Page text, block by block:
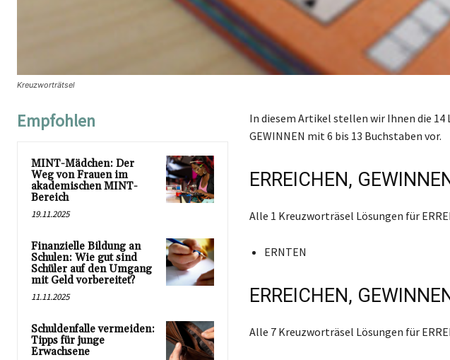
Kreuzworträtsel
Empfohlen
MINT-Mädchen: Der
Weg von Frauen im
akademischen MINT-
Bereich
19.11.2025
Finanzielle Bildung an
Schulen: Wie gut sind
Schüler auf den Umgang
mit Geld vorbereitet?
11.11.2025
Schuldenfalle vermeiden:
Tipps für junge
Erwachsene
In diesem Artikel stellen wir Ihnen die 14
GEWINNEN mit 6 bis 13 Buchstaben vor.
ERREICHEN,
Alle 1 Kreuzworträsel Lösungen für
ERNTEN
ERREICHEN,
Alle 7 Kreuzworträsel Lösungen für